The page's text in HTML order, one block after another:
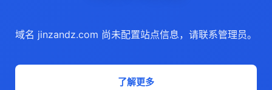
域名 jinzandz.com 尚未配置站点信息，请联系管理员。
了解更多